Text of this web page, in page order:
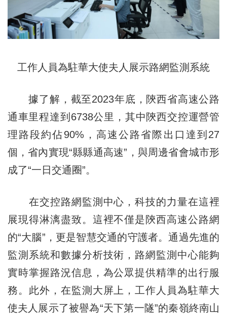
工作人員為駐華大使夫人展示路網監測系統
據了解，截至2023年底，陝西省高速公路
通車里程達到6738公里，其中陝西交控運營管
理路段約佔90%，高速公路省際出口達到27
個，省內實現“縣縣通高速”，與周邊省會城市形
成了“一日交通圈”。
在交控路網監測中心，科技的力量在這裡
展現得淋漓盡致。這裡不僅是陝西高速公路網
的“大腦”，更是智慧交通的守護者。通過先進的
監測系統和數據分析技術，路網監測中心能夠
實時掌握路況信息，為公眾提供精準的出行服
務。此外，在監測大屏上，工作人員為駐華大
使夫人展示了被譽為“天下第一隧”的秦嶺終南山